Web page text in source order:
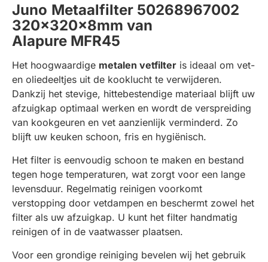
Juno Metaalfilter 50268967002
320x320x8mm van
Alapure MFR45
Het hoogwaardige metalen vetfilter is ideaal om vet-
en oliedeeltjes uit de kooklucht te verwijderen.
Dankzij het stevige, hittebestendige materiaal blijft uw
afzuigkap optimaal werken en wordt de verspreiding
van kookgeuren en vet aanzienlijk verminderd. Zo
blijft uw keuken schoon, fris en hygiënisch.
Het filter is eenvoudig schoon te maken en bestand
tegen hoge temperaturen, wat zorgt voor een lange
levensduur. Regelmatig reinigen voorkomt
verstopping door vetdampen en beschermt zowel het
filter als uw afzuigkap. U kunt het filter handmatig
reinigen of in de vaatwasser plaatsen.
Voor een grondige reiniging bevelen wij het gebruik